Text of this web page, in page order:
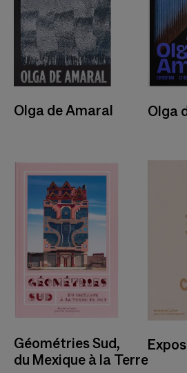
Olga de Amaral Olga
Géométries Sud,
du Mexique à la Terre de Feu